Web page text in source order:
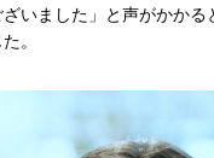
いました」と声がかか
。